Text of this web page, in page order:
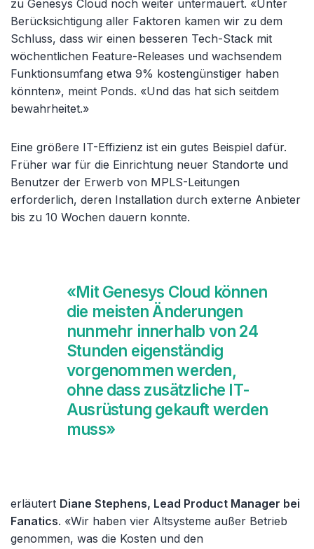
zu Genesys Cloud noch weiter untermauert. «Unter
Berücksichtigung aller Faktoren kamen wir zu dem
Schluss, dass wir einen besseren Tech-Stack mit
wöchentlichen Feature-Releases und wachsendem
Funktionsumfang etwa 9% kostengünstiger haben
könnten», meint Ponds. «Und das hat sich seitdem
bewahrheitet.»
Eine größere IT-Effizienz ist ein gutes Beispiel dafür.
Früher war für die Einrichtung neuer Standorte und
Benutzer der Erwerb von MPLS-Leitungen
erforderlich, deren Installation durch externe Anbieter
bis zu 10 Wochen dauern konnte.
«Mit Genesys Cloud können
die meisten Änderungen
nunmehr innerhalb von 24
Stunden eigenständig
vorgenommen werden,
ohne dass zusätzliche IT-
Ausrüstung gekauft werden
muss»
erläutert Diane Stephens, Lead Product Manager bei
Fanatics. «Wir haben vier Altsysteme außer Betrieb
genommen, was die Kosten und den